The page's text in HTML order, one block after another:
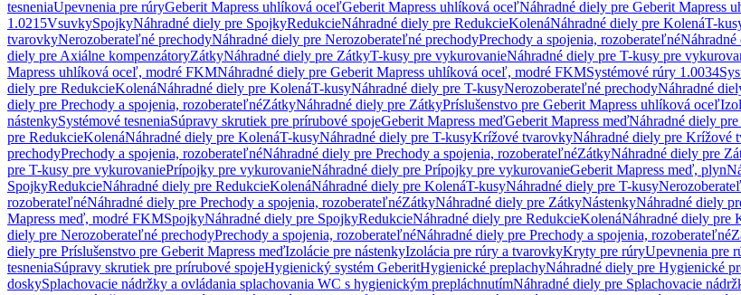
tesneniaUpevnenia pre rúryGeberit Mapress uhlíková oceľGeberit Mapress uhlíková oceľNáhradné diely pre Geberit Mapress
1.0215VsuvkySpojkyNáhradné diely pre SpojkyRedukcieNáhradné diely pre RedukcieKolenáNáhradné diely pre KolenáT-
tvarovkyNerozoberateľné prechodyNáhradné diely pre Nerozoberateľné prechodyPrechody a spojenia, rozoberateľnéNáhradné
diely pre Axiálne kompenzátoryZátkyNáhradné diely pre ZátkyT-kusy pre vykurovanieNáhradné diely pre T-kusy pre
Mapress uhlíková oceľ, modré FKMNáhradné diely pre Geberit Mapress uhlíková oceľ, modré FKMSystémové rúry 1.0034
diely pre RedukcieKolenáNáhradné diely pre KolenáT-kusyNáhradné diely pre T-kusyNerozoberateľné prechodyNáhradné
diely pre Prechody a spojenia, rozoberateľnéZátkyNáhradné diely pre ZátkyPríslušenstvo pre Geberit Mapress uhlíková oceľ
nástenkySystémové tesneniaSúpravy skrutiek pre prírubové spojeGeberit Mapress meďGeberit Mapress meďNáhradné diely
pre RedukcieKolenáNáhradné diely pre KolenáT-kusyNáhradné diely pre T-kusyKrížové tvarovkyNáhradné diely pre Krížové
prechodyPrechody a spojenia, rozoberateľnéNáhradné diely pre Prechody a spojenia, rozoberateľnéZátkyNáhradné diely pre
pre T-kusy pre vykurovaniePrípojky pre vykurovanieNáhradné diely pre Prípojky pre vykurovanieGeberit Mapress meď, plyn
SpojkyRedukcieNáhradné diely pre RedukcieKolenáNáhradné diely pre KolenáT-kusyNáhradné diely pre T-kusy
rozoberateľnéNáhradné diely pre Prechody a spojenia, rozoberateľnéZátkyNáhradné diely pre ZátkyNástenkyNáhradné diely
Mapress meď, modré FKMSpojkyNáhradné diely pre SpojkyRedukcieNáhradné diely pre RedukcieKolenáNáhradné diely pre
diely pre Nerozoberateľné prechodyPrechody a spojenia, rozoberateľnéNáhradné diely pre Prechody a spojenia, rozoberateľné
diely pre Príslušenstvo pre Geberit Mapress meďIzolácie pre nástenkyIzolácia pre rúry a tvarovkyKryty pre rúryUpevnenia pre
tesneniaSúpravy skrutiek pre prírubové spojeHygienický systém GeberitHygienické preplachyNáhradné diely pre Hygienické
doskySplachovacie nádržky a ovládania splachovania WC s hygienickým prepláchnutímNáhradné diely pre Splachovacie